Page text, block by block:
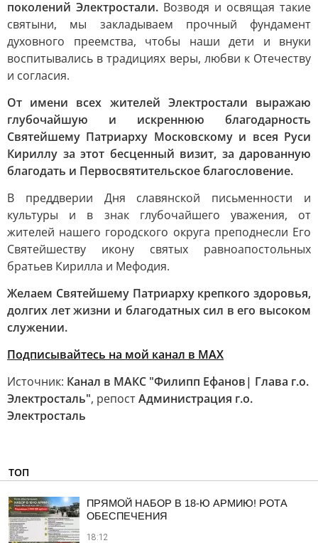
поколений Электростали. Возводя и освящая такие
святыни, мы закладываем прочный фундамент
духовного преемства, чтобы наши дети и внуки
воспитывались в традициях веры, любви к Отечеству
и согласия.
От имени всех жителей Электростали выражаю
глубочайшую и искреннюю благодарность
Святейшему Патриарху Московскому и всея Руси
Кириллу за этот бесценный визит, за дарованную
благодать и Первосвятительское благословение.
В преддверии Дня славянской письменности и
культуры и в знак глубочайшего уважения, от
жителей нашего городского округа преподнесли Его
Святейшеству икону святых равноапостольных
братьев Кирилла и Мефодия.
Желаем Святейшему Патриарху крепкого здоровья,
долгих лет жизни и благодатных сил в его высоком
служении.
Подписывайтесь на мой канал в MAX
Источник: Канал в МАКС "Филипп Ефанов| Глава г.о.
Электросталь", репостАдминистрация г.о.
Электросталь
ТОП
ПРЯМОЙ НАБОР В 18-Ю АРМИЮ! РОТА
ОБЕСПЕЧЕНИЯ
18:12